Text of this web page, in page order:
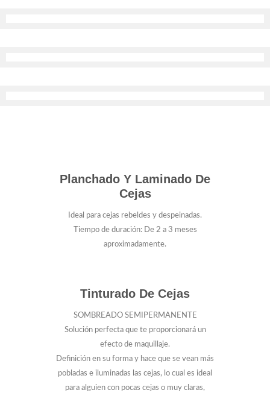
Planchado Y Laminado De
Cejas
Ideal para cejas rebeldes y despeinadas.
Tiempo de duración: De 2 a 3 meses
aproximadamente.
Tinturado De Cejas
SOMBREADO SEMIPERMANENTE
Solución perfecta que te proporcionará un
efecto de maquillaje.
Definición en su forma y hace que se vean más
pobladas e iluminadas las cejas, lo cual es ideal
para alguien con pocas cejas o muy claras,